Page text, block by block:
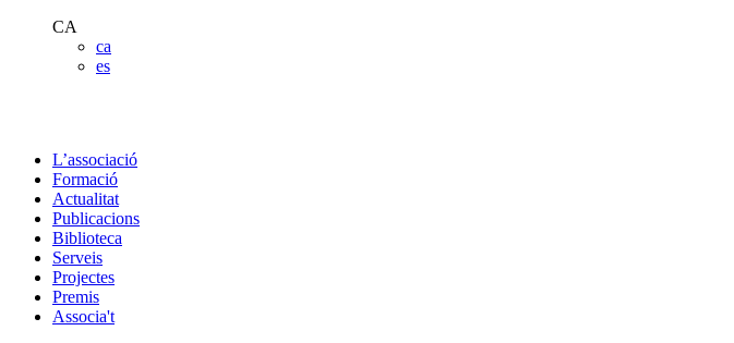
CA
ca
es
L’associació
Formació
Actualitat
Publicacions
Biblioteca
Serveis
Projectes
Premis
Associa't